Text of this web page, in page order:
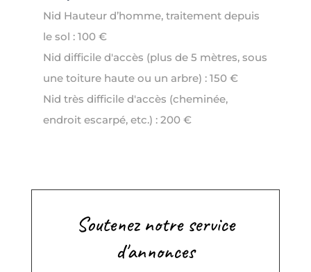
Nid Hauteur d’homme, traitement depuis
le sol : 100 €
Nid difficile d'accès (plus de 5 mètres, sous
une toiture haute ou un arbre) : 150 €
Nid très difficile d'accès (cheminée,
endroit escarpé, etc.) : 200 €
Soutenez notre service
d'annonces